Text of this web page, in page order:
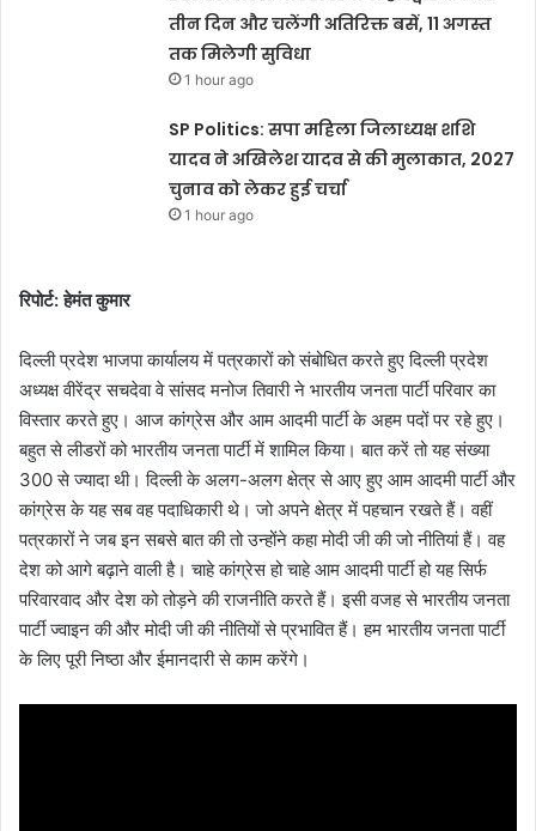
तीन दिन और चलेंगी अतिरिक्त बसें, 11 अगस्त
तक मिलेगी सुविधा
1 hour ago
SP Politics: सपा महिला जिलाध्यक्ष शशि
यादव ने अखिलेश यादव से की मुलाकात, 2027
चुनाव को लेकर हुई चर्चा
1 hour ago
रिपोर्ट: हेमंत कुमार
दिल्ली प्रदेश भाजपा कार्यालय में पत्रकारों को संबोधित करते हुए दिल्ली प्रदेश
अध्यक्ष वीरेंद्र सचदेवा वे सांसद मनोज तिवारी ने भारतीय जनता पार्टी परिवार का
विस्तार करते हुए। आज कांग्रेस और आम आदमी पार्टी के अहम पदों पर रहे हुए।
बहुत से लीडरों को भारतीय जनता पार्टी में शामिल किया। बात करें तो यह संख्या
300 से ज्यादा थी। दिल्ली के अलग-अलग क्षेत्र से आए हुए आम आदमी पार्टी और
कांग्रेस के यह सब वह पदाधिकारी थे। जो अपने क्षेत्र में पहचान रखते हैं। वहीं
पत्रकारों ने जब इन सबसे बात की तो उन्होंने कहा मोदी जी की जो नीतियां हैं। वह
देश को आगे बढ़ाने वाली है। चाहे कांग्रेस हो चाहे आम आदमी पार्टी हो यह सिर्फ
परिवारवाद और देश को तोड़ने की राजनीति करते हैं। इसी वजह से भारतीय जनता
पार्टी ज्वाइन की और मोदी जी की नीतियों से प्रभावित हैं। हम भारतीय जनता पार्टी
के लिए पूरी निष्ठा और ईमानदारी से काम करेंगे।